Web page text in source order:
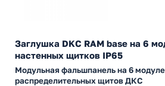
Заглушка DKC RAM base на 6
настенных щитков IP65
Модульная фальшпанель на 6
распределительных щитов ДКС